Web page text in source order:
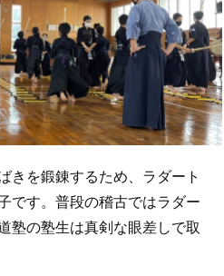
きを鍛錬するため、ラダート
です。普段の稽古ではラダー
塾の塾生は真剣な眼差しで取